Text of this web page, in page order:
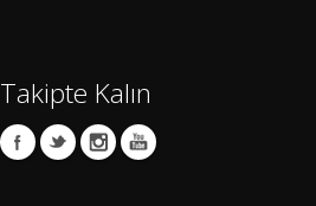
Takipte Kalın